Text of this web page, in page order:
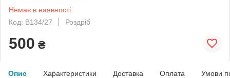
Немає в наявності
Код: B134/27
Роздріб
500 ₴
Опис Характеристики Доставка Оплата Умови